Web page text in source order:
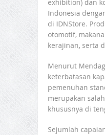
exhibition) dan
Indonesia
di IDNStore.
otomotif,
kerajinan, serta
Menurut
keterbatasan
pemenuhan
merupakan
khususnya di
Sejumlah